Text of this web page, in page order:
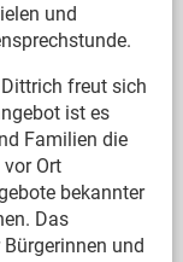
und
freut sich
ist es
Familien die
Ort
bekannter
Das
und